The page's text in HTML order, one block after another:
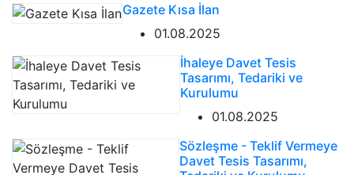
Gazete Kısa İlan
01.08.2025
İhaleye Davet Tesis
Tasarımı, Tedariki ve
Kurulumu
01.08.2025
Sözleşme - Teklif Vermeye
Davet Tesis Tasarımı,